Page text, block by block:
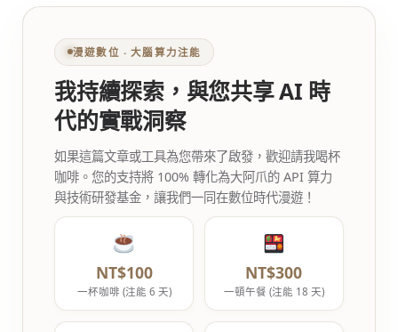
漫遊數位 ‧ 大腦算力注能
我持續探索，與您共享 AI 時
代的實戰洞察
如果這篇文章或工具為您帶來了啟發，歡迎請我喝杯
咖啡。您的支持將 100% 轉化為大阿爪的 API 算力
與技術研發基金，讓我們一同在數位時代漫遊！
NT$100
一杯咖啡 (注能 6 天)
NT$300
一頓午餐 (注能 18 天)